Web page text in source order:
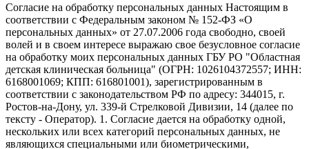
Согласие на обработку персональных данных Настоящим в
соответствии с Федеральным законом № 152-ФЗ «О
персональных данных» от 27.07.2006 года свободно, своей
волей и в своем интересе выражаю свое безусловное согласие
на обработку моих персональных данных ГБУ РО "Областная
детская клиническая больница" (ОГРН: 1026104372557; ИНН:
6168001069; КПП: 616801001), зарегистрированным в
соответствии с законодательством РФ по адресу: 344015, г.
Ростов-на-Дону, ул. 339-й Стрелковой Дивизии, 14 (далее по
тексту - Оператор). 1. Согласие дается на обработку одной,
нескольких или всех категорий персональных данных, не
являющихся специальными или биометрическими,